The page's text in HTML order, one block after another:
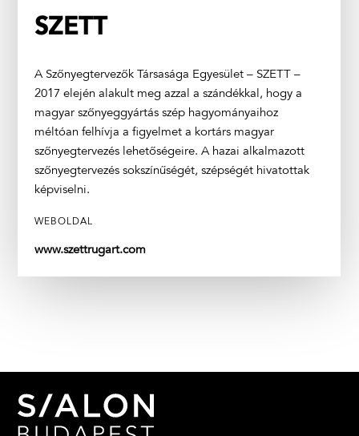
SZETT
A Szőnyegtervezők Társasága Egyesület – SZETT –
2017 elején alakult meg azzal a szándékkal, hogy a
magyar szőnyeggyártás szép hagyományaihoz
méltóan felhívja a figyelmet a kortárs magyar
szőnyegtervezés lehetőségeire. A hazai alkalmazott
szőnyegtervezés sokszínűségét, szépségét hivatottak
képviselni.
WEBOLDAL
www.szettrugart.com